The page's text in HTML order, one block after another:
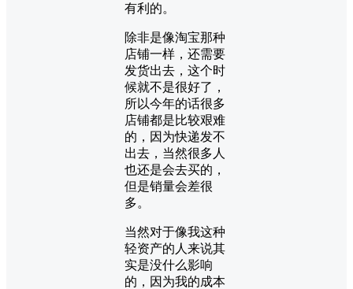
有利的。
除非是像淘宝那种
店铺一样，还需要
发货出去，这个时
候就不是很好了，
所以今年的话很多
店铺都是比较艰难
的，因为快递发不
出去，当然很多人
也还是会去买的，
但是销量会差很
多。
当然对于像我这种
轻资产的人来说其
实是没什么影响
的，因为我的成本